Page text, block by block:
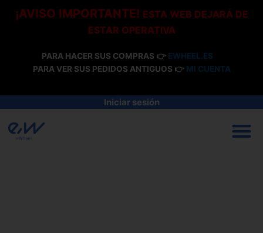
¡AVISO IMPORTANTE! ESTA WEB DEJARÁ DE
ESTAR OPERATIVA
PARA HACER SUS COMPRAS 👉 EWHEEL.ES
PARA VER SUS PEDIDOS ANTIGUOS 👉 MI CUENTA
Iniciar sesión